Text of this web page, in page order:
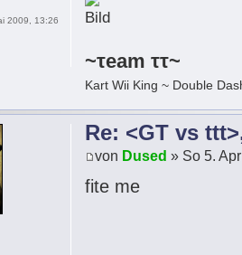
~τeam ττ~
Kart Wii King ~ Double
2009, 13:26
Re: <GT vs
von Dused » So 5.
fite me